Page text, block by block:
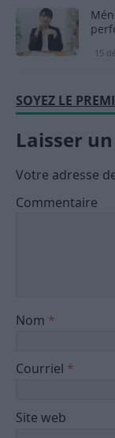
15
SOYEZ LE
Laisser
Votre adresse
Commentaire
Nom *
Courriel *
Site web